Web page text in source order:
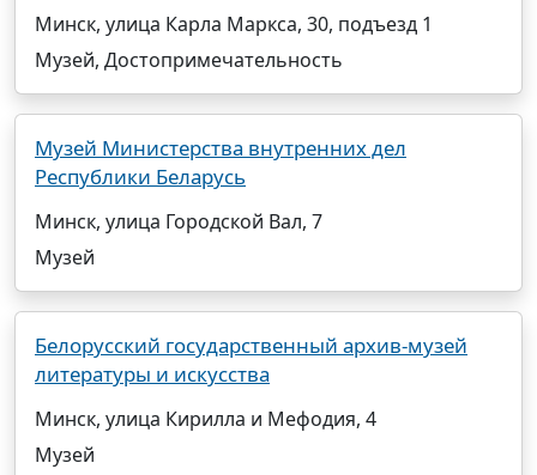
Минск, улица Карла Маркса, 30, подъезд 1
Музей, Достопримечательность
Музей Министерства внутренних дел
Республики Беларусь
Минск, улица Городской Вал, 7
Музей
Белорусский государственный архив-музей
литературы и искусства
Минск, улица Кирилла и Мефодия, 4
Музей